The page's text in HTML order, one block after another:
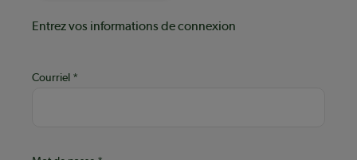
Entrez vos informations de connexion
Courriel